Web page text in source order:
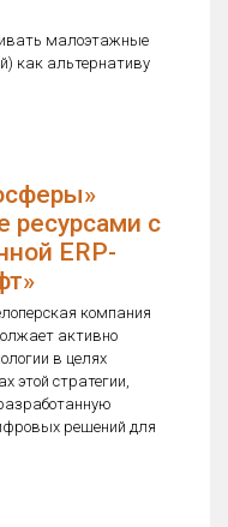
малоэтажные
как альтернативу
ресурсами с
ERP-
компания
активно
в целях
этой стратегии,
решений для